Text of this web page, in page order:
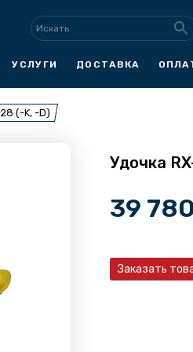
УСЛУГИ ДОСТАВКА
(-K, -D)
Удочка
39 780
Заказать